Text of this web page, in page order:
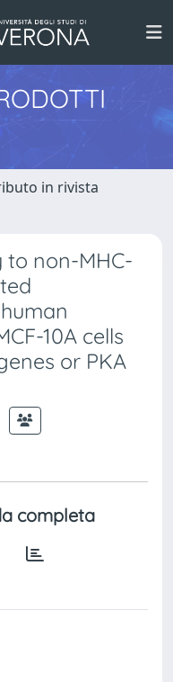
in rivista
to non-MHC-
10A cells
or PKA
completa